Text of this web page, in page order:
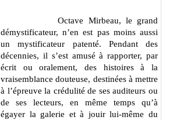
Octave Mirbeau, le grand
démystificateur, n’en est pas moins aussi
un mystificateur patenté. Pendant des
décennies, il s’est amusé à rapporter, par
écrit ou oralement, des histoires à la
vraisemblance douteuse, destinées à mettre
à l’épreuve la crédulité de ses auditeurs ou
de ses lecteurs, en même temps qu’à
égayer la galerie et à jouir lui-même du